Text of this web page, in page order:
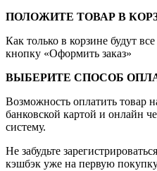
ПОЛОЖИТЕ ТОВАР В
Как только в корзине будут
кнопку «Оформить заказ»
ВЫБЕРИТЕ СПОСОБ
Возможность оплатить товар
банковской картой и онлайн
систему.
Не забудьте
кэшбэк уже на первую